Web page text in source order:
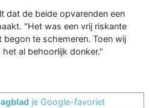
dat de beide opvarenden een
"Het was een vrij riskante
te schemeren. Toen wij
al behoorlijk donker."
je Google-favoriet